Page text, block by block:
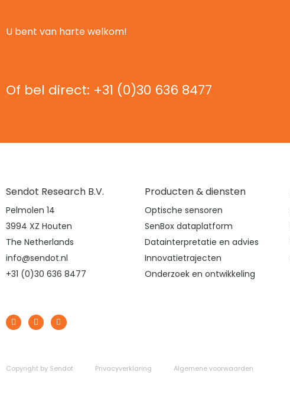
U bent van harte welkom!
Of bel direct: +31 (0)30 636 8477
Sendot Research B.V.
Pelmolen 14
3994 XZ Houten
The Netherlands
info@sendot.nl
+31 (0)30 636 8477
Producten & diensten
Optische sensoren
SenBox dataplatform
Datainterpretatie en advies
Innovatietrajecten
Onderzoek en ontwikkeling
Copyright by Sendot Privacyverklaring Algemene voorwaarden